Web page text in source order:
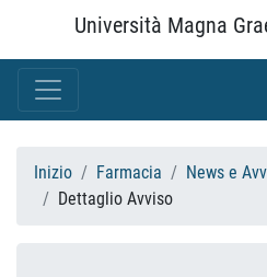
Università Magna
Inizio Farmacia
News e
Dettaglio Avviso